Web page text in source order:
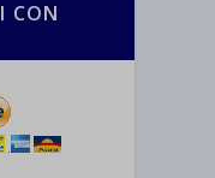
CON